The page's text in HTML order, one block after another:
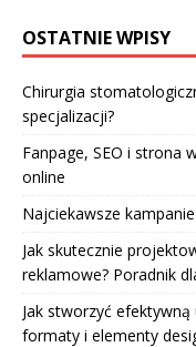
OSTATNIE WPISY
Chirurgia
specjalizacji?
Fanpage, SEO i strona
online
Najciekawsze
Jak skutecznie
reklamowe? Poradnik
Jak stworzyć
formaty i elementy